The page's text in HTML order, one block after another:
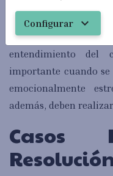
Además, un abogado
personalizado y
entendimiento del
importante cuando
emocionalmente
además, deben
Casos
Configurar expand_more